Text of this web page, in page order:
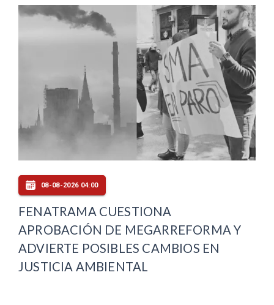
08-08-2026 04:00
FENATRAMA CUESTIONA
APROBACIÓN DE MEGARREFORMA Y
ADVIERTE POSIBLES CAMBIOS EN
JUSTICIA AMBIENTAL